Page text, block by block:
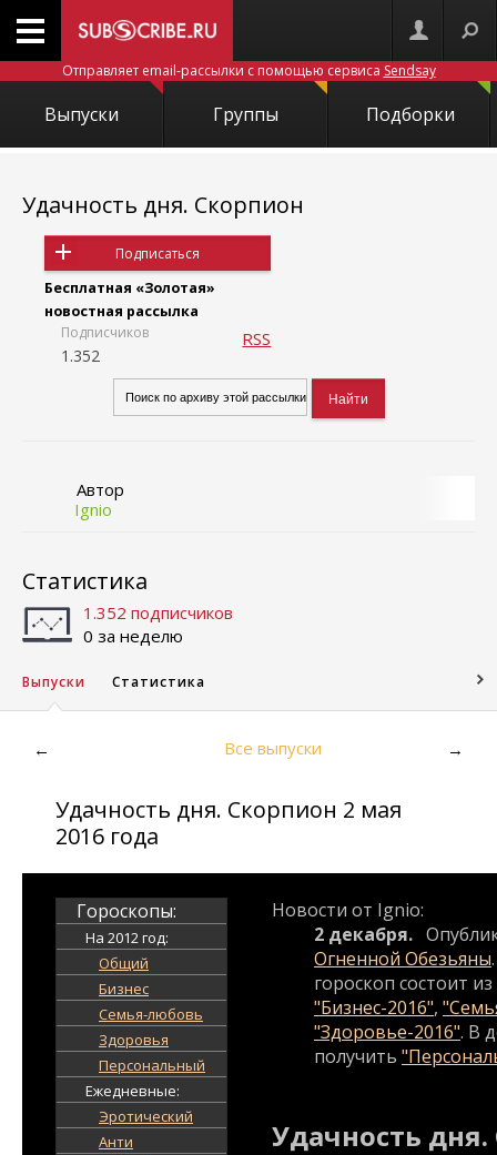
Отправляет email-рассылки с помощью сервиса Sendsay
Выпуски Группы Подборки
Удачность дня. Скорпион
Подписаться
Бесплатная «Золотая»
новостная рассылка
Подписчиков
1.352
RSS
Автор
Ignio
Статистика
1.352 подписчиков
0 за неделю
Выпуски Статистика
← Все выпуски →
Удачность дня. Скорпион 2 мая
2016 года
Гороскопы:
На 2012 год:
Общий
Бизнес
Семья-любовь
Здоровья
Персональный
Ежедневные:
Эротический
Анти
Новости от Ignio:
2 декабря.
Огненной Обезьяны
гороскоп состоит
"Бизнес-2016",
"Здоровье-2016". В
получить
Удачность